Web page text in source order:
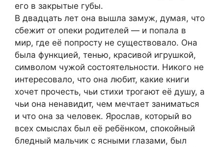
его в закрытые губы.
В двадцать лет она вышла замуж, думая, что
сбежит от опеки родителей — и попала в
мир, где её попросту не существовало. Она
была функцией, тенью, красивой игрушкой,
символом чужой состоятельности. Никого не
интересовало, что она любит, какие книги
хочет прочесть, чьи стихи трогают её душу, а
чьи она ненавидит, чем мечтает заниматься
и что она за человек. Ярослав, который во
всех смыслах был её ребёнком, спокойный
бледный мальчик с ясными глазами, был